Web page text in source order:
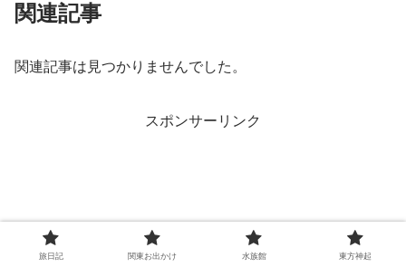
関連記事
関連記事は見つかりませんでした。
スポンサーリンク
旅日記 関東お出かけ 水族館 東方神起